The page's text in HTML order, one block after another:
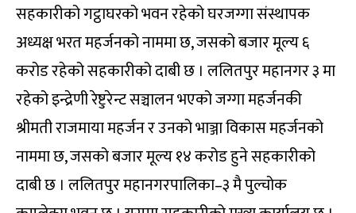
सहकारीको गट्ठाघरको भवन रहेको घरजग्गा संस्थापक
अध्यक्ष भरत महर्जनको नाममा छ, जसको बजार मूल्य ६
करोड रहेको सहकारीको दाबी छ । ललितपुर महानगर ३ मा
रहेको इन्द्रेणी रेष्टुरेन्ट सञ्चालन भएको जग्गा महर्जनकी
श्रीमती राजमाया महर्जन र उनको भाञ्जा विकास महर्जनको
नाममा छ, जसको बजार मूल्य १४ करोड हुने सहकारीको
दाबी छ । ललितपुर महानगरपालिका–३ मै पुल्चोक